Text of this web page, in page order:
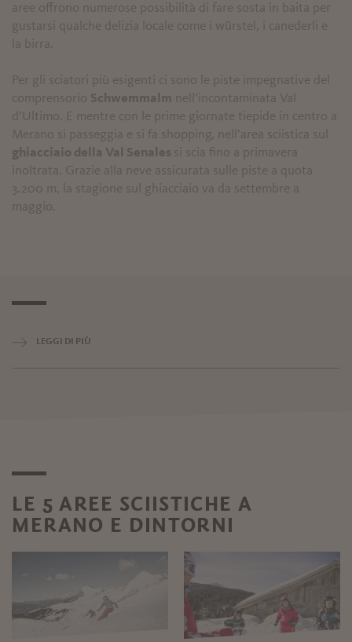
aree offrono numerose possibilità di fare sosta in baita per
gustarsi qualche delizia locale come i würstel, i canederli e
la birra.
Per gli sciatori più esigenti ci sono le piste impegnative del
comprensorio Schwemmalm nell’incontaminata Val
d’Ultimo. E mentre con le prime giornate tiepide in centro a
Merano si passeggia e si fa shopping, nell’area sciistica sul
ghiacciaio della Val Senales si scia fino a primavera
inoltrata. Grazie alla neve assicurata sulle piste a quota
3.200 m, la stagione sul ghiacciaio va da settembre a
maggio.
LEGGI DI PIÙ
LE 5 AREE SCIISTICHE A
MERANO E DINTORNI